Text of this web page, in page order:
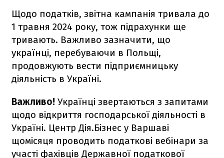
Щодо податків, звітна кампанія тривала до
1 травня 2024 року, тож підрахунки ще
тривають. Важливо зазначити, що
українці, перебуваючи в Польщі,
продовжують вести підприємницьку
діяльність в Україні.
Важливо! Українці звертаються з запитами
щодо відкриття господарської діяльності в
Україні. Центр Дія.Бізнес у Варшаві
щомісяця проводить податкові вебінари за
участі фахівців Державної податкової